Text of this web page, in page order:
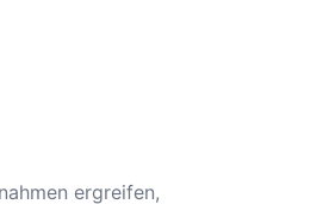
ergreifen,